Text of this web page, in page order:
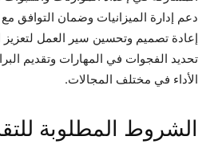
دعم إدارة الميزانيات وضمان التوافق
إعادة تصميم وتحسين سير العمل لتعزيز
تحديد الفجوات في المهارات وتقديم
الأداء في مختلف المجالات.
الشروط المطلوبة